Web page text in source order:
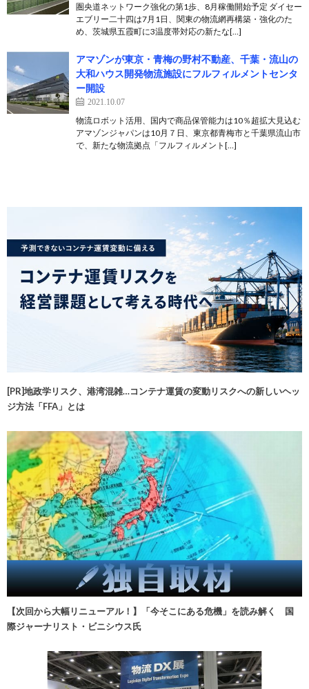
圏央道ネットワーク強化の第1歩、8月稼働開始予定 ダイセー
エブリー二十四は7月1日、関東の物流網再構築・強化のた
め、茨城県五霞町に3温度帯対応の新たな[…]
アマゾンが東京・青梅の野村不動産、千葉・流山の
大和ハウス開発物流施設にフルフィルメントセンタ
ー開設
2021.10.07
物流ロボット活用、国内で商品保管能力は10％超拡大見込む
アマゾンジャパンは10月７日、東京都青梅市と千葉県流山市
で、新たな物流拠点「フルフィルメント[…]
[PR]地政学リスク、港湾混雑…コンテナ運賃の変動リスクへの新しいヘッ
ジ方法「FFA」とは
【次回から大幅リニューアル！】「今そこにある危機」を読み解く 国
際ジャーナリスト・ビニシウス氏